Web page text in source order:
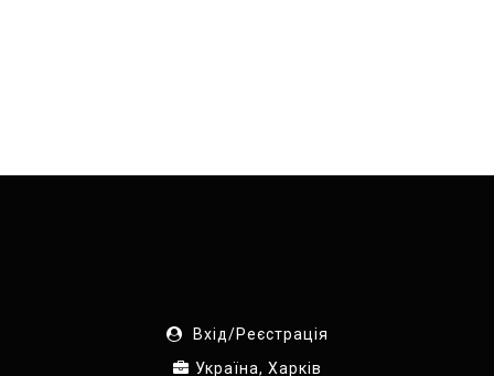
Вхід/Реєстрація
Україна, Харків